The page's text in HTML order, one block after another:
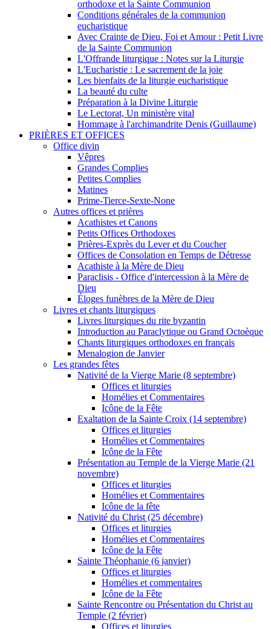
orthodoxe et la Sainte Communion
Conditions générales de la communion
eucharistique
Avec Crainte de Dieu, Foi et Amour : Petit Livre
de la Sainte Communion
L'Offrande liturgique : Notes sur la Liturgie
L'Eucharistie : Le sacrement de la joie
Les bienfaits de la liturgie eucharistique
La beauté du culte
Préparation à la Divine Liturgie
Le Lectorat, Un ministère vital
Hommage à l'archimandrite Denis (Guillaume)
PRIÈRES ET OFFICES
Office divin
Vêpres
Grandes Complies
Petites Complies
Matines
Prime-Tierce-Sexte-None
Autres offices et prières
Acathistes et Canons
Petits Offices Orthodoxes
Prières-Exprès du Lever et du Coucher
Offices de Consolation en Temps de Détresse
Acathiste à la Mère de Dieu
Paraclisis - Office d'intercession à la Mère de
Dieu
Éloges funèbres de la Mère de Dieu
Livres et chants liturgiques
Livres liturgiques du rite byzantin
Introduction au Paraclytique ou Grand Octoèque
Chants liturgiques orthodoxes en français
Menalogion de Janvier
Les grandes fêtes
Nativité de la Vierge Marie (8 septembre)
Offices et liturgies
Homélies et Commentaires
Icône de la Fête
Exaltation de la Sainte Croix (14 septembre)
Offices et liturgies
Homélies et Commentaires
Icône de la Fête
Présentation au Temple de la Vierge Marie (21
novembre)
Offices et liturgies
Homélies et Commentaires
Icône de la fête
Nativité du Christ (25 décembre)
Offices et liturgies
Homélies et Commentaires
Icône de la Fête
Sainte Théophanie (6 janvier)
Offices et liturgies
Homélies et commentaires
Icône de la Fête
Sainte Rencontre ou Présentation du Christ au
Temple (2 février)
Offices et liturgies